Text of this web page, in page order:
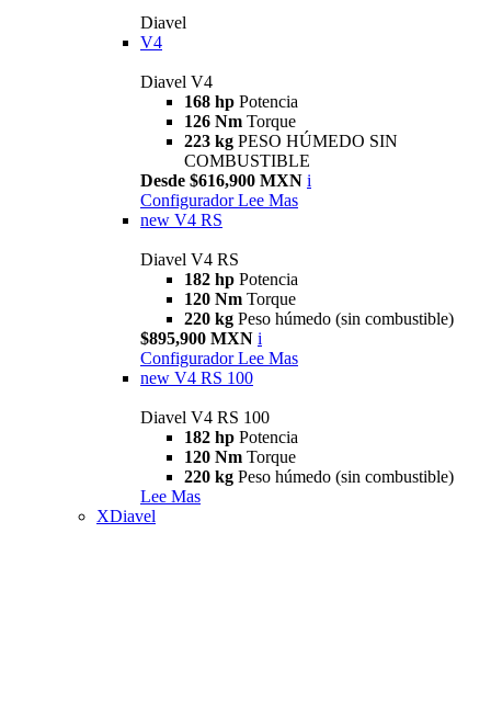
Diavel
V4
Diavel V4
168 hp Potencia
126 Nm Torque
223 kg PESO HÚMEDO SIN
COMBUSTIBLE
Desde $616,900 MXN i
Configurador Lee Mas
new V4 RS
Diavel V4 RS
182 hp Potencia
120 Nm Torque
220 kg Peso húmedo (sin combustible)
$895,900 MXN i
Configurador Lee Mas
new V4 RS 100
Diavel V4 RS 100
182 hp Potencia
120 Nm Torque
220 kg Peso húmedo (sin combustible)
Lee Mas
XDiavel